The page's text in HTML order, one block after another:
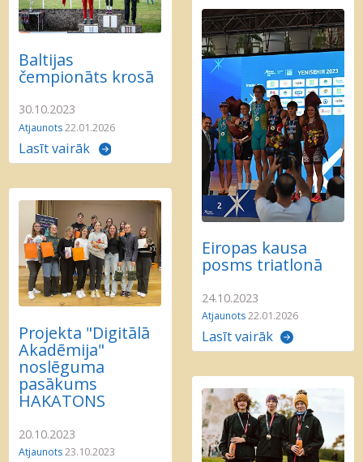
Baltijas
čempionāts krosā
30.10.2023
Atjaunots22.01.2026
Lasīt vairāk
Eiropas kausa
posms triatlonā
24.10.2023
Atjaunots22.01.2026
Lasīt vairāk
Projekta "Digitālā
Akadēmija"
noslēguma
pasākums
HAKATONS
20.10.2023
Atjaunots23.10.2023